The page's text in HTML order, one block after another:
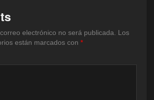
electrónico no será publicada.
Los
están marcados con *